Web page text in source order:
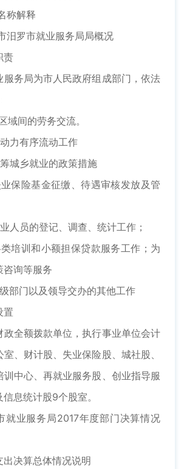
称解释
汨罗市就业服务局局概况
责
服务局为市人民政府组成部门，依法
域间的劳务交流。
力有序流动工作
城乡就业的政策措施
保险基金征缴、待遇审核发放及管
人员的登记、调查、统计工作；
培训和小额担保贷款服务工作；为
咨询等服务
部门以及领导交办的其他工作
置
政全额拨款单位，执行事业单位会计
、财计股、失业保险股、城社股、
训中心、再就业服务股、创业指导服
息统计股9个股室。
就业服务局2017年度部门决算情况
出决算总体情况说明